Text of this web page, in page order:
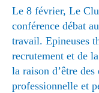
Le 8 février, Le
conférence débat
travail. Epineuses
recrutement et de
la raison d’être
professionnelle et